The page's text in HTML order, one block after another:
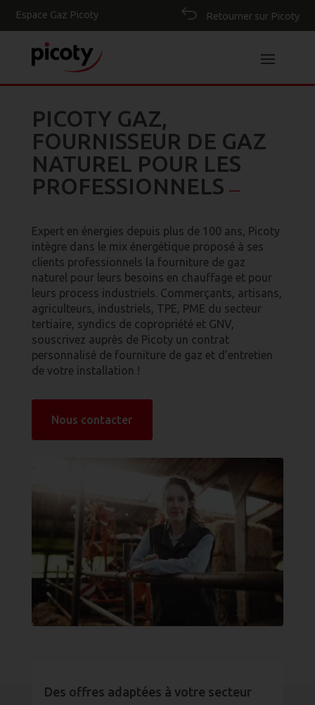
Espace Gaz Picoty Retourner sur Picoty
PICOTY GAZ,
FOURNISSEUR DE GAZ
NATUREL POUR LES
PROFESSIONNELS —
Expert en énergies depuis plus de 100 ans, Picoty
intègre dans le mix énergétique proposé à ses
clients professionnels la fourniture de gaz
naturel pour leurs besoins en chauffage et pour
leurs process industriels. Commerçants, artisans,
agriculteurs, industriels, TPE, PME du secteur
tertiaire, syndics de copropriété et GNV,
souscrivez auprès de Picoty un contrat
personnalisé de fourniture de gaz et d’entretien
de votre installation !
Nous contacter
Des offres adaptées à votre secteur